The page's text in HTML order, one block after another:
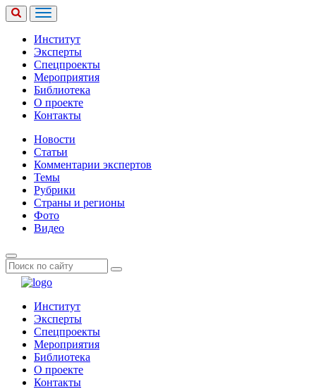
Институт
Эксперты
Спецпроекты
Мероприятия
Библиотека
О проекте
Контакты
Новости
Статьи
Комментарии экспертов
Темы
Рубрики
Страны и регионы
Фото
Видео
Институт
Эксперты
Спецпроекты
Мероприятия
Библиотека
О проекте
Контакты